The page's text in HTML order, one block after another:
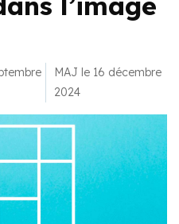
MAJ le 16 décembre
2024